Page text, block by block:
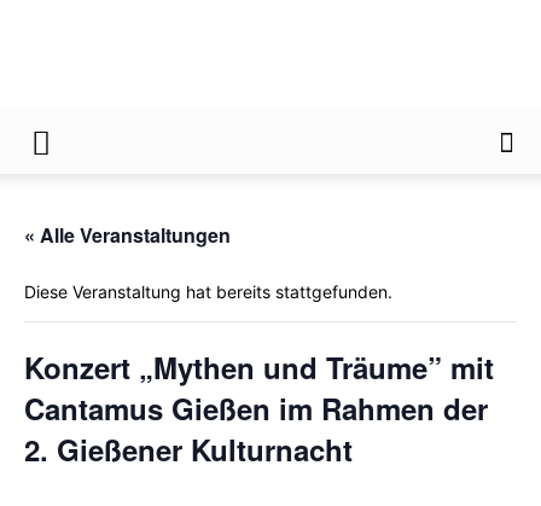
« Alle Veranstaltungen
Diese Veranstaltung hat bereits stattgefunden.
Konzert „Mythen und Träume” mit
Cantamus Gießen im Rahmen der
2. Gießener Kulturnacht